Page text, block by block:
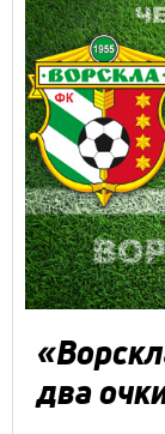
два